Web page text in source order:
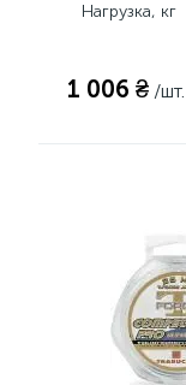
Нагрузка, кг
1 006 ₴ /шт.